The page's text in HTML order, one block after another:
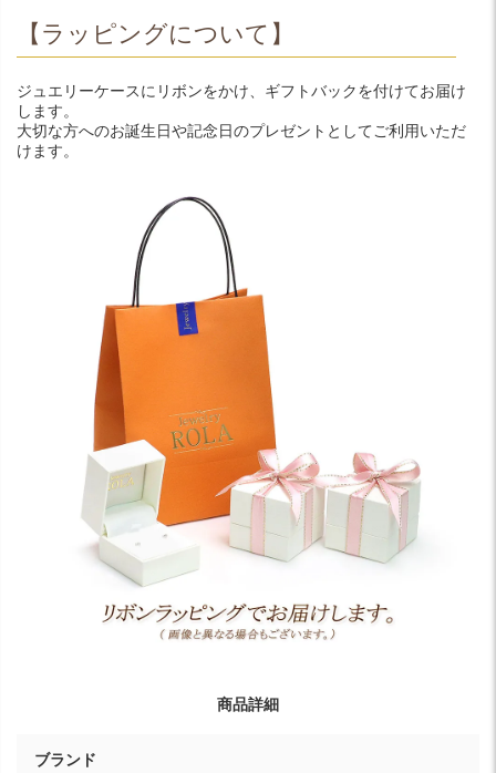
【ラッピングについて】
ジュエリーケースにリボンをかけ、ギフトバックを付けてお届け
します。
大切な方へのお誕生日や記念日のプレゼントとしてご利用いただ
けます。
商品詳細
ブランド